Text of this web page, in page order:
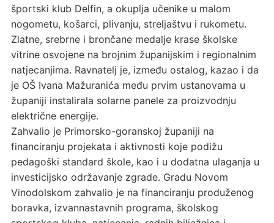
športski klub Delfin, a okuplja učenike u malom
nogometu, košarci, plivanju, streljaštvu i rukometu.
Zlatne, srebrne i brončane medalje krase školske
vitrine osvojene na brojnim županijskim i regionalnim
natjecanjima. Ravnatelj je, između ostalog, kazao i da
je OŠ Ivana Mažuranića među prvim ustanovama u
županiji instalirala solarne panele za proizvodnju
električne energije.
Zahvalio je Primorsko-goranskoj županiji na
financiranju projekata i aktivnosti koje podižu
pedagoški standard škole, kao i u dodatna ulaganja u
investicijsko održavanje zgrade. Gradu Novom
Vinodolskom zahvalio je na financiranju produženog
boravka, izvannastavnih programa, školskog